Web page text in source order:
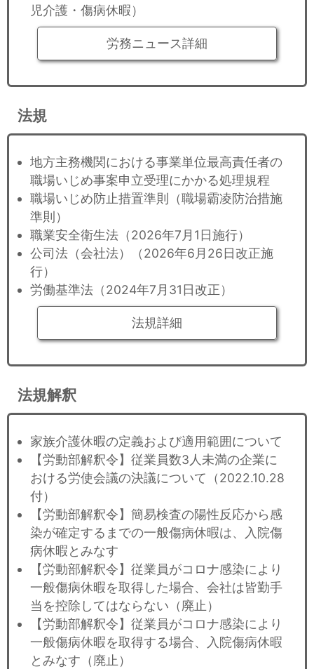
児介護・傷病休暇）
労務ニュース詳細
法規
地方主務機関における事業単位最高責任者の
職場いじめ事案申立受理にかかる処理規程
職場いじめ防止措置準則（職場霸凌防治措施
準則）
職業安全衛生法（2026年7月1日施行）
公司法（会社法）（2026年6月26日改正施
行）
労働基準法（2024年7月31日改正）
法規詳細
法規解釈
家族介護休暇の定義および適用範囲について
【労動部解釈令】従業員数3人未満の企業に
おける労使会議の決議について（2022.10.28
付）
【労動部解釈令】簡易検査の陽性反応から感
染が確定するまでの一般傷病休暇は、入院傷
病休暇とみなす
【労動部解釈令】従業員がコロナ感染により
一般傷病休暇を取得した場合、会社は皆勤手
当を控除してはならない（廃止）
【労動部解釈令】従業員がコロナ感染により
一般傷病休暇を取得する場合、入院傷病休暇
とみなす（廃止）